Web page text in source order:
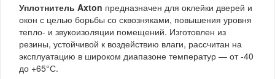
Уплотнитель Axton предназначен для оклейки дверей и
окон с целью борьбы со сквозняками, повышения уровня
тепло- и звукоизоляции помещений. Изготовлен из
резины, устойчивой к воздействию влаги, рассчитан на
эксплуатацию в широком диапазоне температур — от -40
до +65°С.